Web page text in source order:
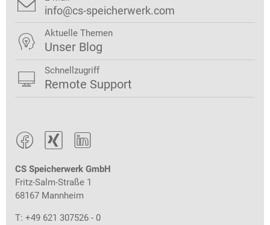
  
CS Speicherwerk GmbH
Fritz-Salm-Straße 1
68167 Mannheim
T: +49 621 307526 - 0
 info@cs-speicherwerk.com
 Aktuelle Themen
Unser Blog
 Schnellzugriff
Remote Support